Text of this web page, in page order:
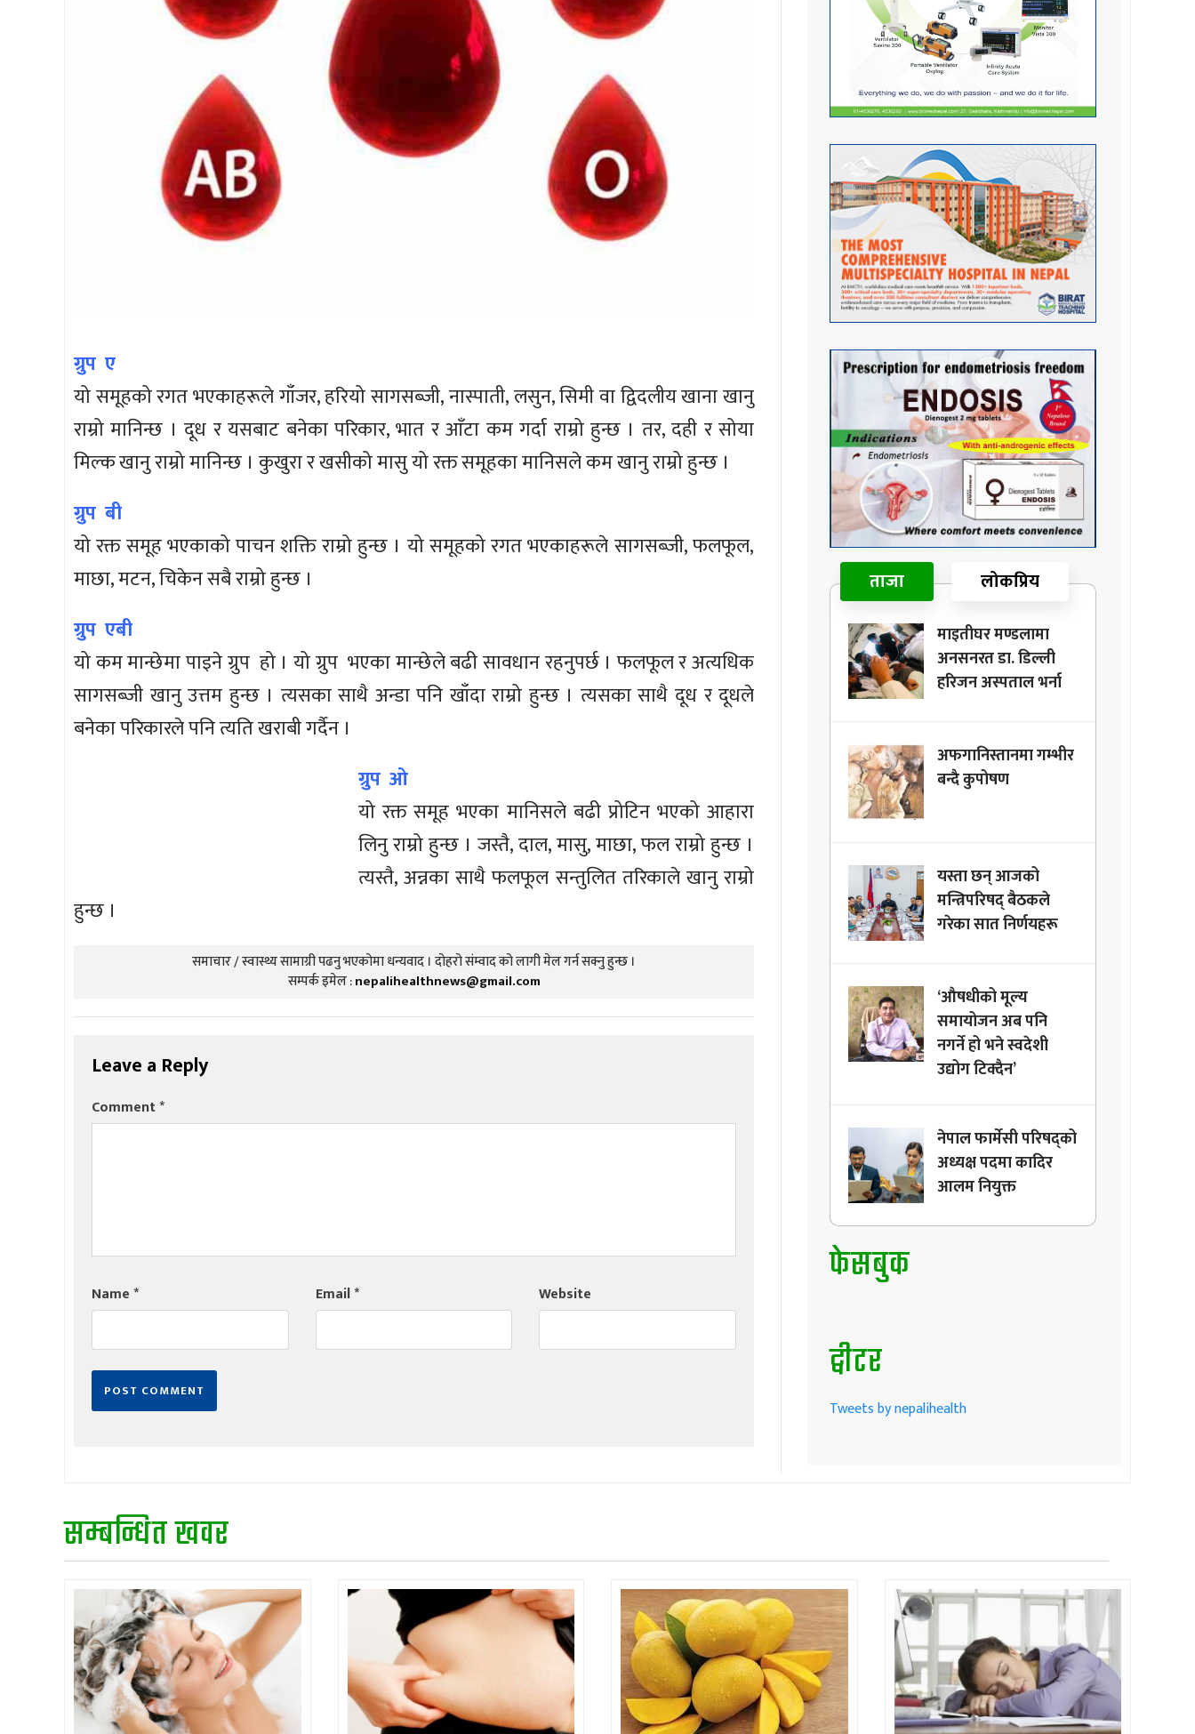
ग्रुप ए
यो समूहको रगत भएकाहरूले गाँजर, हरियो सागसब्जी, नास्पाती, लसुन, सिमी वा द्विदलीय खाना खानु
राम्रो मानिन्छ । दूध र यसबाट बनेका परिकार, भात र आँटा कम गर्दा राम्रो हुन्छ । तर, दही र सोया
मिल्क खानु राम्रो मानिन्छ । कुखुरा र खसीको मासु यो रक्त समूहका मानिसले कम खानु राम्रो हुन्छ ।
ग्रुप बी
यो रक्त समूह भएकाको पाचन शक्ति राम्रो हुन्छ । यो समूहको रगत भएकाहरूले सागसब्जी, फलफूल,
माछा, मटन, चिकेन सबै राम्रो हुन्छ ।
ग्रुप एबी
यो कम मान्छेमा पाइने ग्रुप हो । यो ग्रुप भएका मान्छेले बढी सावधान रहनुपर्छ । फलफूल र अत्यधिक
सागसब्जी खानु उत्तम हुन्छ । त्यसका साथै अन्डा पनि खाँदा राम्रो हुन्छ । त्यसका साथै दूध र दूधले
बनेका परिकारले पनि त्यति खराबी गर्दैन ।
ग्रुप ओ
यो रक्त समूह भएका मानिसले बढी प्रोटिन भएको आहारा
लिनु राम्रो हुन्छ । जस्तै, दाल, मासु, माछा, फल राम्रो हुन्छ ।
त्यस्तै, अन्नका साथै फलफूल सन्तुलित तरिकाले खानु राम्रो
हुन्छ ।
समाचार / स्वास्थ्य सामाग्री पढनु भएकोमा धन्यवाद । दोहरो संम्वाद को लागी मेल गर्न सक्नु हुन्छ ।
सम्पर्क इमेल :nepalihealthnews@gmail.com
Leave a Reply
Comment*
Name* Email* Website
ताजा लोकप्रिय
माइतीघर मण्डलामा
अनसनरत डा. डिल्ली
हरिजन अस्पताल भर्ना
अफगानिस्तानमा गम्भीर
बन्दै कुपोषण
यस्ता छन् आजको
मन्त्रिपरिषद् बैठकले
गरेका सात निर्णयहरू
‘औषधीको मूल्य
समायोजन अब पनि
नगर्ने हो भने स्वदेशी
उद्योग टिक्दैन’
नेपाल फार्मेसी परिषद्को
अध्यक्ष पदमा कादिर
आलम नियुक्त
फेसबुक
ट्वीटर
Tweets by nepalihealth
सम्बन्धित खवर